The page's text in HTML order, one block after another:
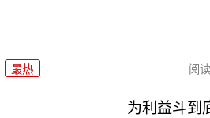
最热 阅读
为利益斗到